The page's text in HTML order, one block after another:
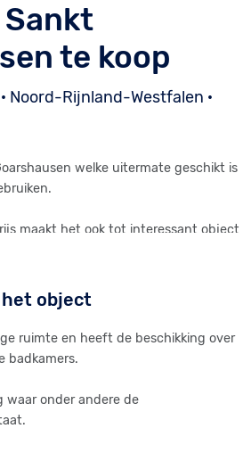
Sankt
te koop
Noord-Rijnland-Westfalen ·
welke uitermate geschikt is
maakt het ook tot interessant object
in Duitsland zoeken uit
begin vorige eeuw. Er zijn in de
en verbouwingen doorgevoerd.
"contact opnemen" button aan de
object
ruimte en heeft de beschikking over
badkamers.
waar onder andere de